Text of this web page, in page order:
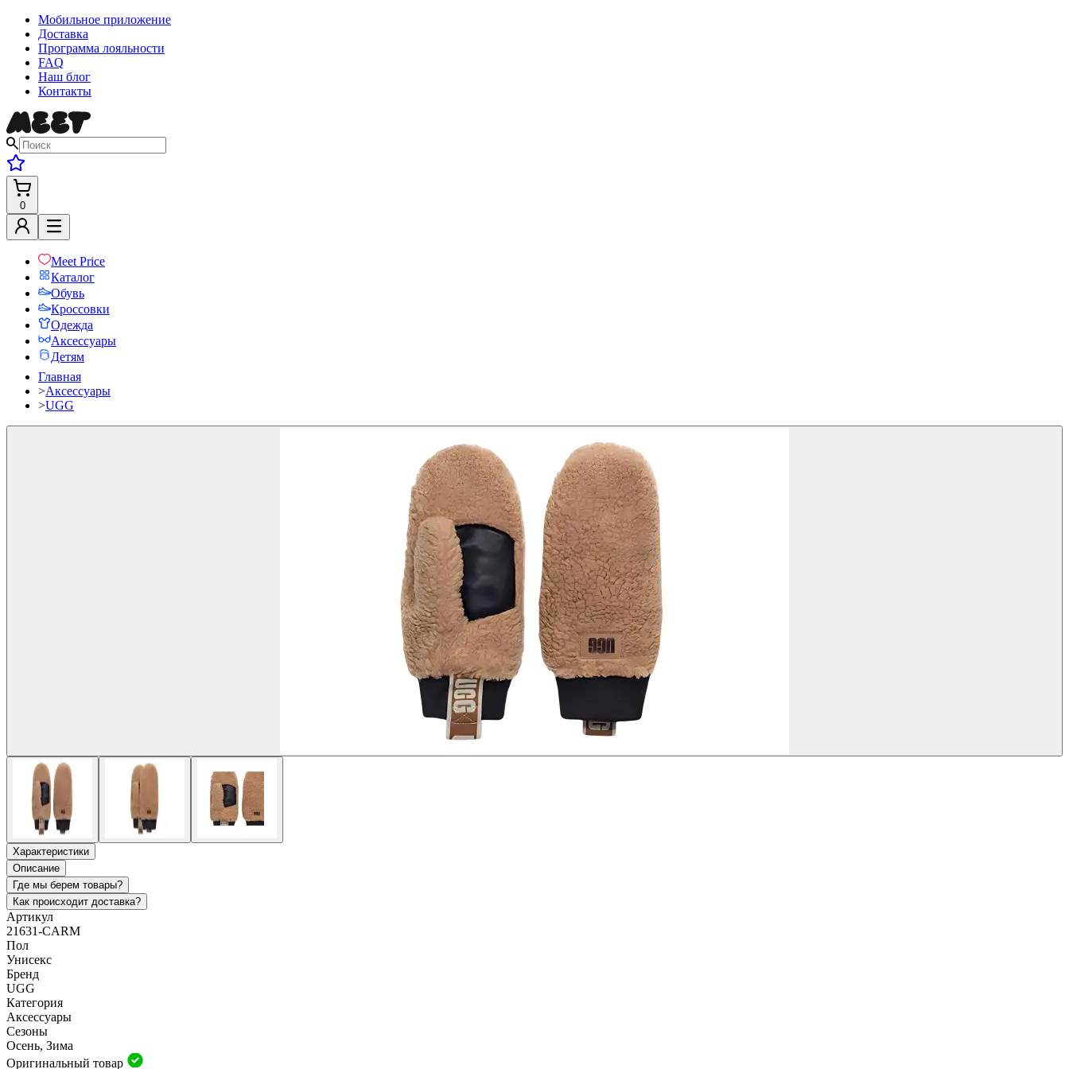
Мобильное приложение
Доставка
Программа лояльности
FAQ
Наш блог
Контакты
0
Meet Price
Каталог
Обувь
Кроссовки
Одежда
Аксессуары
Детям
Главная
>Аксессуары
>UGG
Характеристики
Описание
Где мы берем товары?
Как происходит доставка?
Артикул
21631-CARM
Пол
Унисекс
Бренд
UGG
Категория
Аксессуары
Сезоны
Осень, Зима
Оригинальный товар